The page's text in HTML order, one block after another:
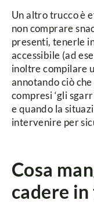
Un altro trucco è
non comprare
presenti, tenerle
accessibile (ad
inoltre compilare
annotando ciò
compresi ‘gli
e quando la
intervenire per
Cosa
cadere